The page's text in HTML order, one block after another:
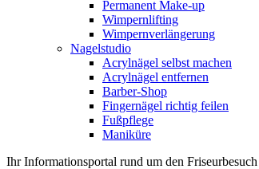
Permanent Make-up
Wimpernlifting
Wimpernverlängerung
Nagelstudio
Acrylnägel selbst machen
Acrylnägel entfernen
Barber-Shop
Fingernägel richtig feilen
Fußpflege
Maniküre
Ihr Informationsportal rund um den Friseurbesuch